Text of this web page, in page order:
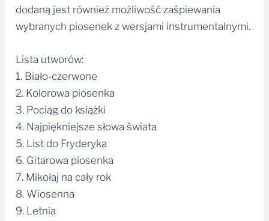
dodaną jest również możliwość zaśpiewania
wybranych piosenek z wersjami instrumentalnymi.
Lista utworów:
1. Biało-czerwone
2. Kolorowa piosenka
3. Pociąg do książki
4. Najpiękniejsze słowa świata
5. List do Fryderyka
6. Gitarowa piosenka
7. Mikołaj na cały rok
8. Wiosenna
9. Letnia